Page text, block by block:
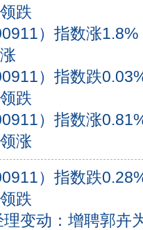
跌
）指数涨1.8%
）指数跌
跌
）指数涨
涨
）指数跌
跌
变动：增聘郭卉